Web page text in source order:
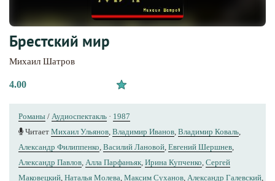
Брестский мир
Михаил Шатров
4.00
Романы / Аудиоспектакль · 1987
Читает Михаил Ульянов, Владимир Иванов, Владимир Коваль,
Александр Филиппенко, Василий Лановой, Евгений Шершнев,
Александр Павлов, Алла Парфаньяк, Ирина Купченко, Сергей
Маковецкий, Наталья Молева, Максим Суханов, Александр Галевский,